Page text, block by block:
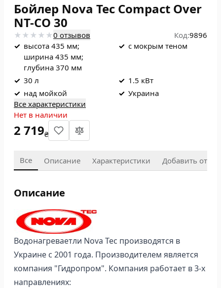
Бойлер Nova Tec Compact Over
NT-CO 30
0 отзывов Код:9896
✓ высота 435 мм;
ширина 435 мм;
глубина 370 мм
✓ с мокрым теном
✓ 30 л ✓ 1.5 кВт
✓ над мойкой ✓ Украина
Все характеристики
Нет в наличии
2 719₴
Все Описание Характеристики Добавить отзыв
Описание
Водонагреваетли Nova Tec производятся в
Украине с 2001 года. Производителем является
компания "Гидропром". Компания работает в 3-х
направлениях: